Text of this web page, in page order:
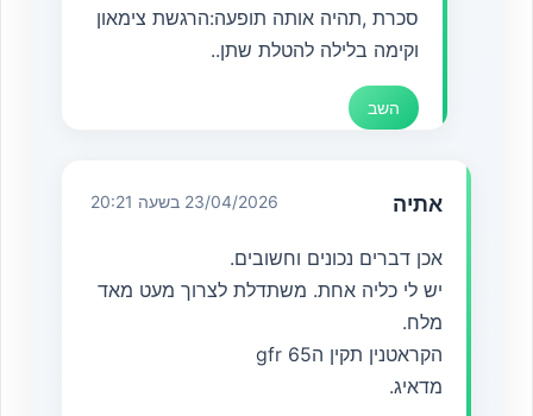
סכרת ,תהיה אותה תופעה:הרגשת צימאון
וקימה בלילה להטלת שתן..
השב
אתיה 23/04/2026 בשעה 20:21
אכן דברים נכונים וחשובים.
יש לי כליה אחת. משתדלת לצרוך מעט מאד
מלח.
הקראטנין תקין הgfr 65
מדאיג.